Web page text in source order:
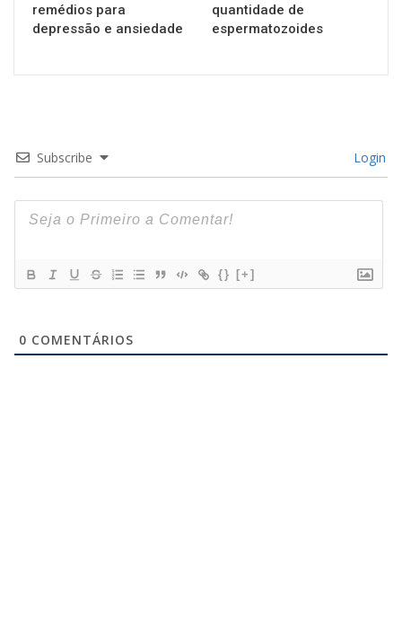
remédios para
depressão e ansiedade
quantidade de
espermatozoides
Subscribe Login
{} [+]
0 COMENTÁRIOS